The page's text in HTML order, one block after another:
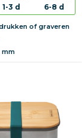
1-3 d
6-8 d
of graveren
mm